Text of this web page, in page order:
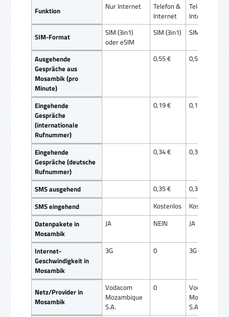
Funktion Nur Internet
Telefon &
Internet
Telefon &
Internet
SIM-Format
SIM (3in1)
oder eSIM
SIM (3in1) SIM (3in1)
Ausgehende
Gespräche aus
Mosambik (pro
Minute)
0,55 € 0,55 €
Eingehende
Gespräche
(internationale
Rufnummer)
0,19 € 0,19 €
Eingehende
Gespräche (deutsche
Rufnummer)
0,34 € 0,34 €
SMS ausgehend 0,35 €
0,35 €
SMS eingehend
Kostenlos
Kostenlos
Datenpakete in
Mosambik
JA NEIN JA
Internet-
Geschwindigkeit in
Mosambik
3G 0 3G
Netz/Provider in
Mosambik
Vodacom
Mozambique
S.A.
0
Vodacom
Mozambique
S.A.